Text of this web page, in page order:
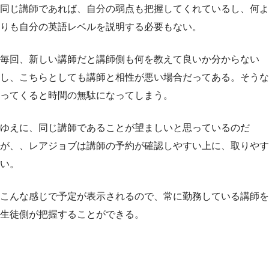
同じ講師であれば、自分の弱点も把握してくれているし、何よ
りも自分の英語レベルを説明する必要もない。
毎回、新しい講師だと講師側も何を教えて良いか分からない
し、こちらとしても講師と相性が悪い場合だってある。そうな
ってくると時間の無駄になってしまう。
ゆえに、同じ講師であることが望ましいと思っているのだ
が、、レアジョブは講師の予約が確認しやすい上に、取りやす
い。
こんな感じで予定が表示されるので、常に勤務している講師を
生徒側が把握することができる。